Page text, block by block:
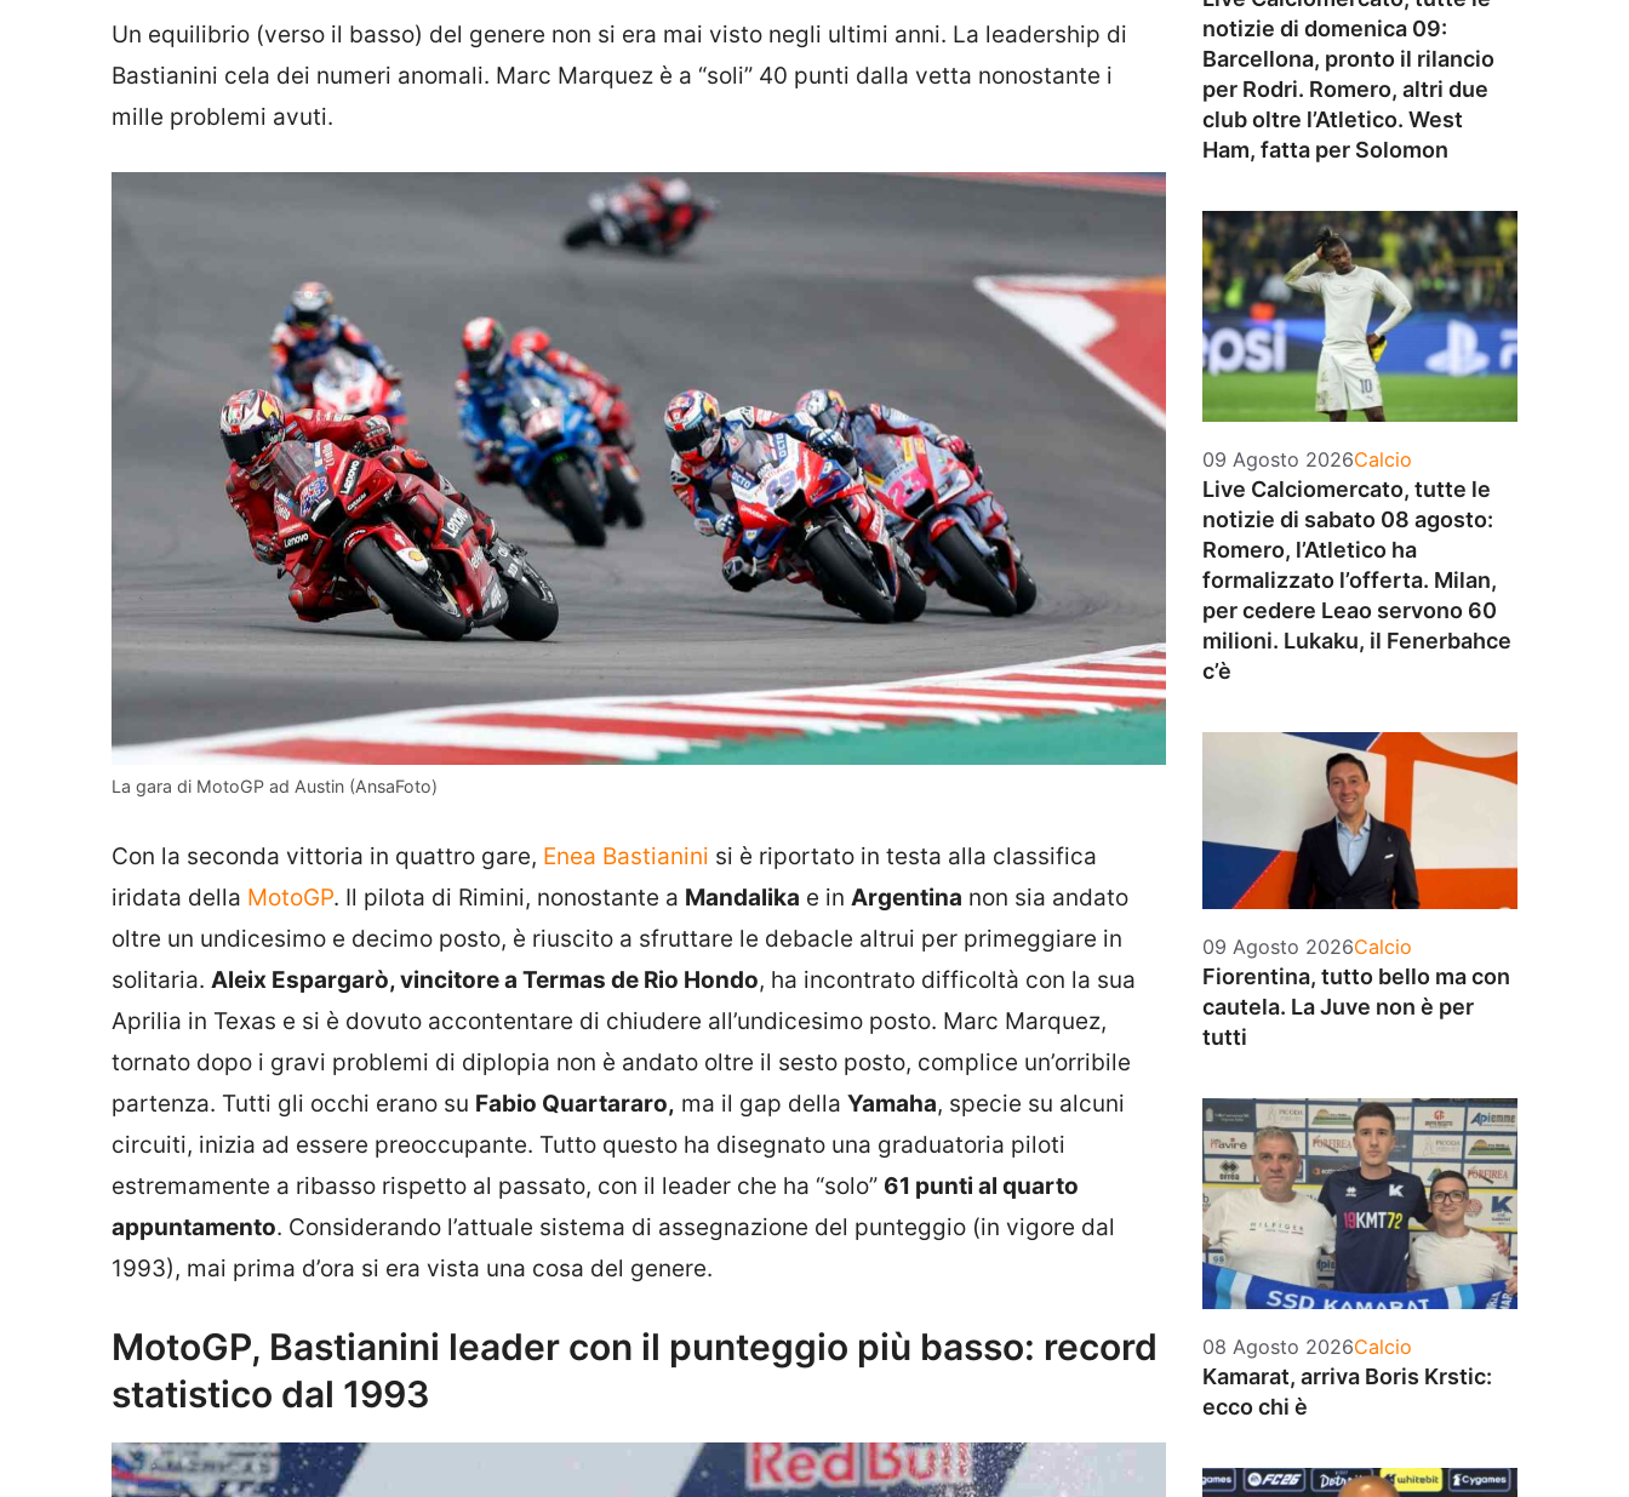
Un equilibrio (verso il basso) del genere non si era mai visto negli ultimi anni. La leadership di
Bastianini cela dei numeri anomali. Marc Marquez è a “soli” 40 punti dalla vetta nonostante i
mille problemi avuti.
La gara di MotoGP ad Austin (AnsaFoto)
Con la seconda vittoria in quattro gare, Enea Bastianini si è riportato in testa alla classifica
iridata della MotoGP. Il pilota di Rimini, nonostante a Mandalika e in Argentina non sia andato
oltre un undicesimo e decimo posto, è riuscito a sfruttare le debacle altrui per primeggiare in
solitaria. Aleix Espargarò, vincitore a Termas de Rio Hondo, ha incontrato difficoltà con la sua
Aprilia in Texas e si è dovuto accontentare di chiudere all’undicesimo posto. Marc Marquez,
tornato dopo i gravi problemi di diplopia non è andato oltre il sesto posto, complice un’orribile
partenza. Tutti gli occhi erano su Fabio Quartararo, ma il gap della Yamaha, specie su alcuni
circuiti, inizia ad essere preoccupante. Tutto questo ha disegnato una graduatoria piloti
estremamente a ribasso rispetto al passato, con il leader che ha “solo” 61 punti al quarto
appuntamento. Considerando l’attuale sistema di assegnazione del punteggio (in vigore dal
1993), mai prima d’ora si era vista una cosa del genere.
MotoGP, Bastianini leader con il punteggio più basso: record
statistico dal 1993
notizie di domenica 09:
Barcellona, pronto il rilancio
per Rodri. Romero, altri due
club oltre l’Atletico. West
Ham, fatta per Solomon
09 Agosto 2026Categorie
Calcio
Live Calciomercato, tutte le
notizie di sabato 08 agosto:
Romero, l’Atletico ha
formalizzato l’offerta. Milan,
per cedere Leao servono 60
milioni. Lukaku, il Fenerbahce
c’è
09 Agosto 2026Categorie
Calcio
Fiorentina, tutto bello ma con
cautela. La Juve non è per
tutti
08 Agosto 2026Categorie
Calcio
Kamarat, arriva Boris Krstic:
ecco chi è